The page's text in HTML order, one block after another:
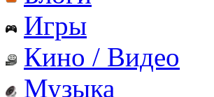
Игры
Кино / Видео
Музыка